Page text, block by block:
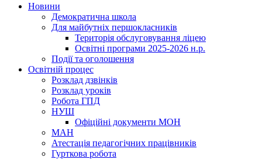
Новини
Демократична школа
Для майбутніх першокласників
Територія обслуговування ліцею
Освітні програми 2025-2026 н.р.
Події та оголошення
Освітній процес
Розклад дзвінків
Розклад уроків
Робота ГПД
НУШ
Офіційні документи МОН
МАН
Атестація педагогічних працівників
Гурткова робота